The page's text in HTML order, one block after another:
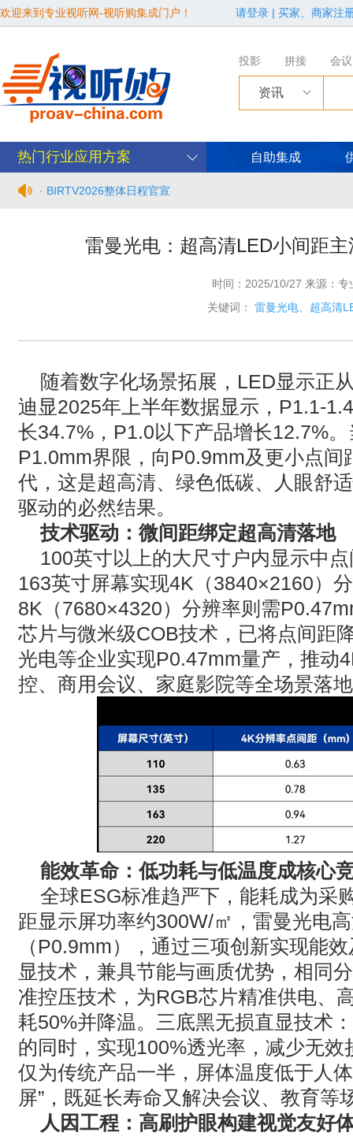
欢迎来到专业视听网-视听购集成门户！ 请登录 | 买家、商家注
投影 拼接 会议
资讯
热门行业应用方案 自助集成
· BIRTV2026整体日程官宣
· 面对不断升级的文旅亮化市场，你拿什么参与竞争？
· Extron 七月新闻集锦
· 松下投影机赋能LYMB.iO的MultiBall系统，打造新一代体育与
· TCC Family 选型指南｜森海塞尔三款天花阵列麦克风，该选
雷曼光电：超高清LED小间距
时间：2025/10/27 来源：专
关键词：
雷曼光电、超高清
随着数字化场景拓展，LED显示正
迪显2025年上半年数据显示， P1.1-1.4
长34.7% ， P1.0以下产品增长12.7%
P1.0mm界限，向 P0.9mm及更小点间
代，这是超高清、绿色低碳、人眼舒
驱动的必然结果。
技术驱动：微间距绑定超高清落地
100英寸以上的大尺寸户内显示中
163英寸屏幕实现4K （3840×2160）
8K （7680×4320）分辨率则需
芯片与微米级COB技术，已将点间距
光电等企业实现P0.47mm量产，推动
控、商用会议、家庭影院等全场景落
能效革命：低功耗与低温度成核心
全球ESG标准趋严下，能耗成为采
距显示屏功率约300W/㎡，雷曼光电
（ P0.9mm），通过三项创新实现能
显技术，兼具节能与画质优势，相同
准控压技术，为RGB芯片精准供电、
耗50%并降温。三底黑无损直显技术
的同时，实现100%透光率，减少无效
仅为传统产品一半，屏体温度低于人
屏” ，既延长寿命又解决会议、教育等
人因工程：高刷护眼构建视觉友好